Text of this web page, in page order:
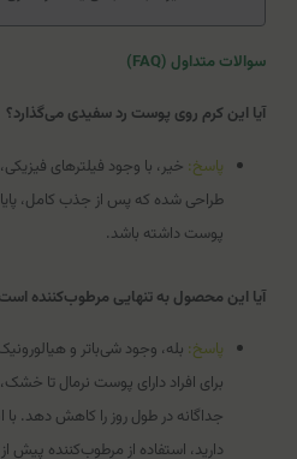
سوالات متداول (FAQ)
آیا این کرم روی پوست رد سفیدی می‌گذارد؟
پاسخ: خیر، با وجود فیلترهای
طراحی شده که پس از جذب کامل،
پوست داشته باشد.
آیا این محصول به تنهایی مرطوب‌کننده
پاسخ: بله، وجود شی‌باتر و
برای افراد دارای پوست نرمال تا
جداگانه در طول روز را کاهش دهد.
دارید، استفاده از مرطوب‌کننده پیش